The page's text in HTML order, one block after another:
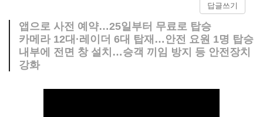
답글쓰기
앱으로 사전 예약…25일부터 무료로 탑승
카메라 12대·레이더 6대 탑재…안전 요원 1명 탑승
내부에 전면 창 설치…승객 끼임 방지 등 안전장치
강화